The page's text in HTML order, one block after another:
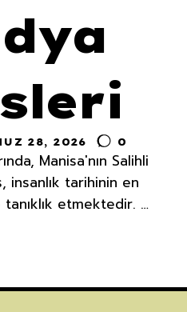
28, 2026 0
Manisa'nın Salihli
insanlık tarihinin en
etmektedir.